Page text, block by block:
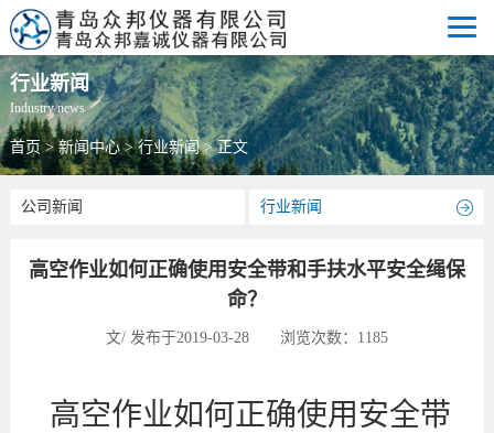
行业新闻
Industry news
首页>新闻中心>行业新闻> 正文
公司新闻 行业新闻
高空作业如何正确使用安全带和手扶水平安全绳保
命？
文/ 发布于2019-03-28 浏览次数： 1185
高空作业如何正确使用安全带